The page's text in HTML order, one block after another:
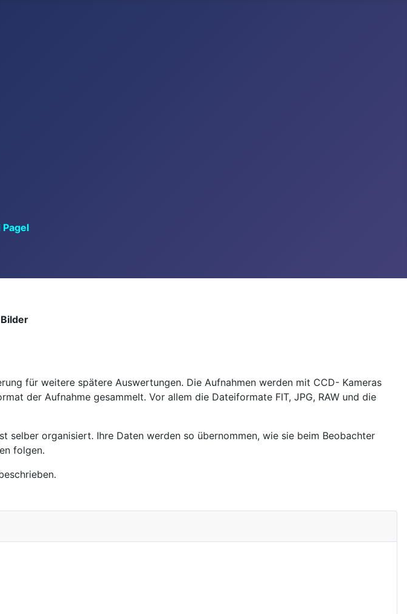
für weitere spätere Auswertungen. Die Aufnahmen werden mit CCD- Kameras
der Aufnahme gesammelt. Vor allem die Dateiformate FIT, JPG, RAW und die
selber organisiert. Ihre Daten werden so übernommen, wie sie beim Beobachter
folgen.